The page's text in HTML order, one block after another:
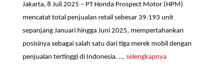
Jakarta, 8 Juli 2025 – PT Honda Prospect Motor (HPM)
mencatat total penjualan retail sebesar 39.193 unit
sepanjang Januari hingga Juni 2025, mempertahankan
posisinya sebagai salah satu dari tiga merek mobil dengan
penjualan tertinggi di Indonesia. ...selengkapnya